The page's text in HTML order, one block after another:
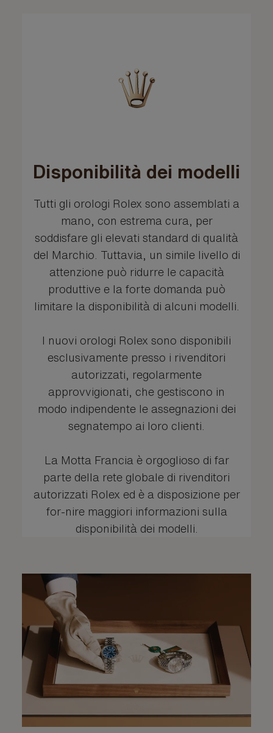
Disponibilità dei modelli
Tutti gli orologi Rolex sono assemblati a
mano, con estrema cura, per
soddisfare gli elevati standard di qualità
del Marchio. Tuttavia, un simile livello di
attenzione può ridurre le capacità
produttive e la forte domanda può
limitare la disponibilità di alcuni modelli.
I nuovi orologi Rolex sono disponibili
esclusivamente presso i rivenditori
autorizzati, regolarmente
approvvigionati, che gestiscono in
modo indipendente le assegnazioni dei
segnatempo ai loro clienti.
La Motta Francia è orgoglioso di far
parte della rete globale di rivenditori
autorizzati Rolex ed è a disposizione per
for-nire maggiori informazioni sulla
disponibilità dei modelli.